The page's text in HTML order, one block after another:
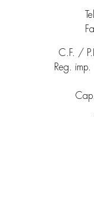
C.F. /
Reg.